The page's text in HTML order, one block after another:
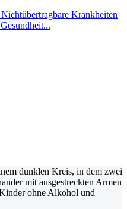
Krankheiten